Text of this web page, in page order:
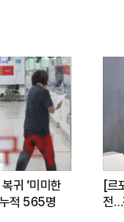
귀 '미미한
적 565명
[르
전…